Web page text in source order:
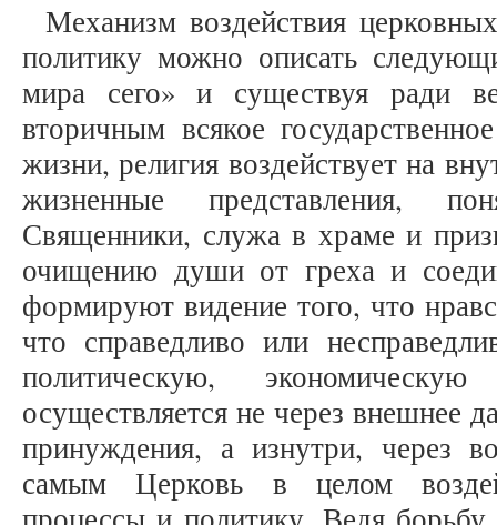
Механизм воздействия
политику можно описать
мира сего» и существуя ради
вторичным всякое
жизни, религия воздействует на
жизненные представления,
Священники, служа в храме и
очищению души от греха и
формируют видение того, что
что справедливо или
политическую,
осуществляется не через внешнее
принуждения, а изнутри, через
самым Церковь в целом